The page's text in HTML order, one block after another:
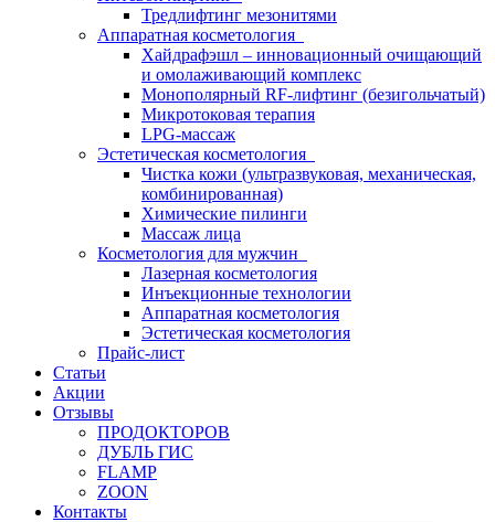
Тредлифтинг мезонитями
Аппаратная косметология
Хайдрафэшл – инновационный очищающий
и омолаживающий комплекс
Монополярный RF-лифтинг (безигольчатый)
Микротоковая терапия
LPG-массаж
Эстетическая косметология
Чистка кожи (ультразвуковая, механическая,
комбинированная)
Химические пилинги
Массаж лица
Косметология для мужчин
Лазерная косметология
Инъекционные технологии
Аппаратная косметология
Эстетическая косметология
Прайс-лист
Статьи
Акции
Отзывы
ПРОДОКТОРОВ
ДУБЛЬ ГИС
FLAMP
ZOON
Контакты